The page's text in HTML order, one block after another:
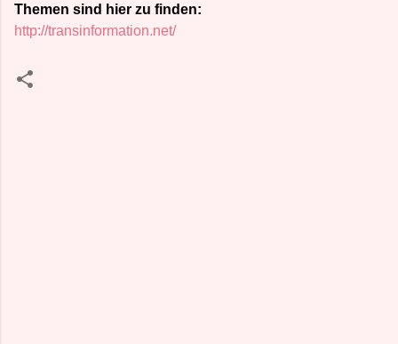
Themen sind hier zu finden:
http://transinformation.net/